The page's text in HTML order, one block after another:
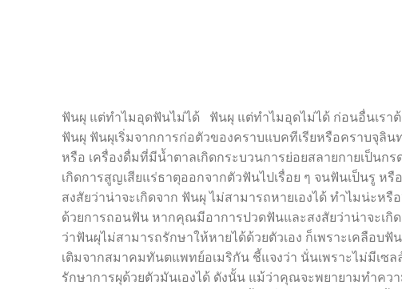
ฟันผุ แต่ทำไมอุดฟันไม่ได้ ฟันผุ แต่ทำไมอุดไม่ได้ ก่อนอื่นเรา
ฟันผุ ฟันผุเริ่มจากการก่อตัวของคราบแบคทีเรียหรือคราบจุลิ
หรือ เครื่องดื่มที่มีน้ำตาลเกิดกระบวนการย่อยสลายกายเป็น
เกิดการสูญเสียแร่ธาตุออกจากตัวฟันไปเรื่อย ๆ จนฟันเป็นรู
สงสัยว่าน่าจะเกิดจาก ฟันผุ ไม่สามารถหายเองได้ ทำไมน่ะ
ด้วยการถอนฟัน หากคุณมีอาการปวดฟันและสงสัยว่าน่า
ว่าฟันผุไม่สามารถรักษาให้หายได้ด้วยตัวเอง ก็เพราะเคลือบ
เติมจากสมาคมทันตแพทย์อเมริกัน ชี้แจงว่า นั่นเพราะไม่มีเ
รักษาการผุด้วยตัวมันเองได้ ดังนั้น แม้ว่าคุณจะพยายามทำค